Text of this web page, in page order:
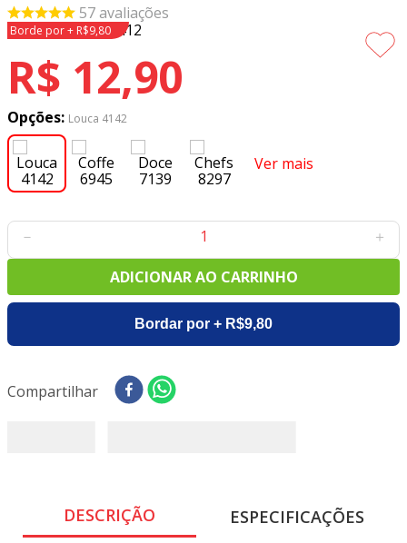
57avaliações
Borde por + R$9,80
R$ 12,90
Opções: Louca 4142
Ver mais
＋
－
ADICIONAR AO CARRINHO
Bordar por + R$9,80
Compartilhar
DESCRIÇÃO ESPECIFICAÇÕES
4º
tapetes
6º
tecido tricoline
7º
percal
8
tricoline digital
9º
tecido oxford